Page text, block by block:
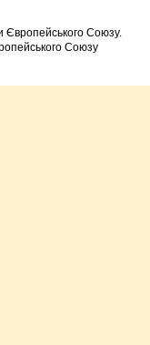
Європейського Союзу.
Союзу